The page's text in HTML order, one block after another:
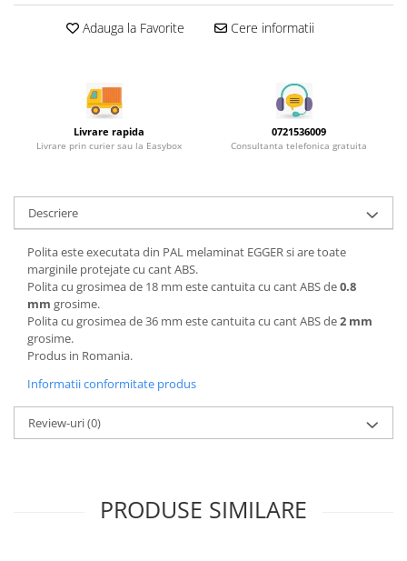
Adauga la Favorite Cere informatii
Livrare rapida
Livrare prin curier sau la Easybox
0721536009
Consultanta telefonica gratuita
Descriere
Polita este executata din PAL melaminat EGGER si are toate
marginile protejate cu cant ABS.
Polita cu grosimea de 18 mm este cantuita cu cant ABS de0.8
mm grosime.
Polita cu grosimea de 36 mm este cantuita cu cant ABS de2 mm
grosime.
Produs in Romania.
Informatii conformitate produs
Review-uri(0)
PRODUSE SIMILARE